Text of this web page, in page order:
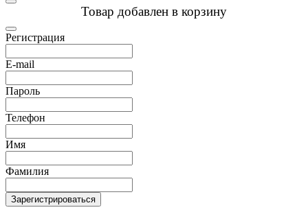
Товар добавлен в корзину
Регистрация
E-mail
Пароль
Телефон
Имя
Фамилия
Зарегистрироваться